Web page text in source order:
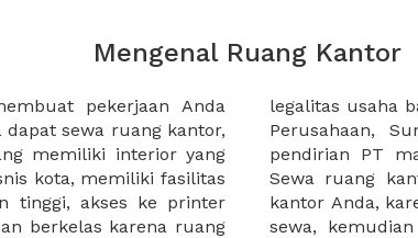
Mengenal Ruang Kantor
pekerjaan Anda
dapat sewa ruang kantor,
memiliki interior yang
kota, memiliki fasilitas
tinggi, akses ke printer
berkelas karena ruang
domisili, Tanda Domisili
dan atau akte
CV untuk usaha Anda.
proses sewa
kantor yang akan anda
mengunjungi calon